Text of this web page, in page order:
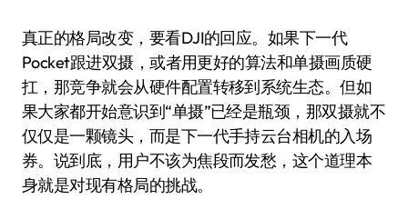
真正的格局改变，要看DJI的回应。如果下一代
Pocket跟进双摄，或者用更好的算法和单摄画质硬
扛，那竞争就会从硬件配置转移到系统生态。但如
果大家都开始意识到“单摄”已经是瓶颈，那双摄就不
仅仅是一颗镜头，而是下一代手持云台相机的入场
券。说到底，用户不该为焦段而发愁，这个道理本
身就是对现有格局的挑战。